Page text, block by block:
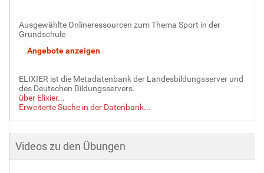
…
Ausgewählte Onlineressourcen zum Thema Sport in der
Grundschule
ELIXIER ist die Metadatenbank der Landesbildungsserver und
des Deutschen Bildungsservers.
über Elixier...
Erweiterte Suche in der Datenbank...
Videos zu den Übungen